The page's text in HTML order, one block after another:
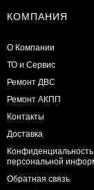
КОМПАНИЯ
О Компании
ТО и Сервис
​Ремонт ДВС
Ремонт АКПП
Контакты
Доставка
Конфиденциальность
персональной
Обратная связь